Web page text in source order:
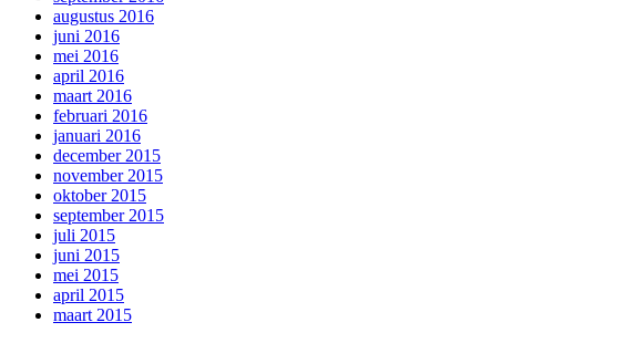
augustus 2016
juni 2016
mei 2016
april 2016
maart 2016
februari 2016
januari 2016
december 2015
november 2015
oktober 2015
september 2015
juli 2015
juni 2015
mei 2015
april 2015
maart 2015